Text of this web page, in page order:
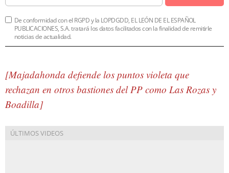
De conformidad con el RGPD y la LOPDGDD, EL LEÓN DE EL ESPAÑOL
PUBLICACIONES, S.A. tratará los datos facilitados con la finalidad de remitirle
noticias de actualidad.
[Majadahonda defiende los puntos violeta que
rechazan en otros bastiones del PP como Las Rozas y
Boadilla]